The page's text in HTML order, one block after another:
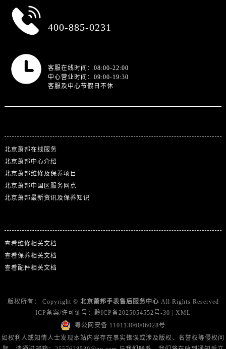
400-885-0231
客服在线时间：08:00-22:00
中心营业时间：09:00-19:30
客服及中心节假日不休
北京萧邦在线服务
北京萧邦中心介绍
北京萧邦维修及保养项目
北京萧邦中国区服务网点
北京萧邦最新资讯及保养知识
查看维修相关文档
查看保养相关文档
查看配件相关文档
版权所有： Copyright © 北京萧邦手表售后服务中心 All Rights Reserved
ICP备案/许可证号： 黔ICP备2025054552号-30
XML
粤公网安备 11011306006028号
如权利人或知情人士发现本站内容存在事实错误或涉及版权、名誉权等侵权问